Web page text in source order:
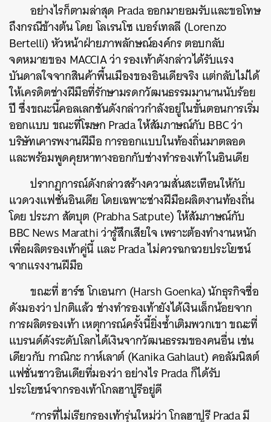
อย่างไรก็ตามล่าสุด Prada ออกมายอมรับและขอโทษ
ถึงกรณีข้างต้น โดย โลเรนโซ เบอร์เทลลี (Lorenzo
Bertelli) หัวหน้าฝ่ายภาพลักษณ์องค์กร ตอบกลับ
จดหมายของ MACCIA ว่า รองเท้าดังกล่าวได้รับแรง
บันดาลใจจากสินค้าพื้นเมืองของอินเดียจริง แต่กลับไม่ได้
ให้เครดิตช่างฝีมือที่รักษามรดกวัฒนธรรมมานานนับร้อย
ปี ซึ่งขณะนี้คอลเลกชันดังกล่าวกำลังอยู่ในขั้นตอนการเริ่ม
ออกแบบ ขณะที่โฆษก Prada ให้สัมภาษณ์กับ BBC ว่า
บริษัทเคารพงานฝีมือ การออกแบบในท้องถิ่นมาตลอด
และพร้อมพูดคุยหาทางออกกับช่างทำรองเท้าในอินเดีย
ปรากฏการณ์ดังกล่าวสร้างความสั่นสะเทือนให้กับ
แวดวงแฟชั่นอินเดีย โดยเฉพาะช่างฝีมือผลิตงานท้องถิ่น
โดย ประภา สัตบุต (Prabha Satpute) ให้สัมภาษณ์กับ
BBC News Marathi ว่ารู้สึกเสียใจ เพราะต้องทำงานหนัก
เพื่อผลิตรองเท้าคู่นี้ และ Prada ไม่ควรฉกฉวยประโยชน์
จากแรงงานฝีมือ
ขณะที่ ฮาร์ช โกเอนกา (Harsh Goenka) นักธุรกิจชื่อ
ดังมองว่า ปกติแล้ว ช่างทำรองเท้ายังได้เงินเล็กน้อยจาก
การผลิตรองเท้า เหตุการณ์ครั้งนี้ยิ่งซ้ำเติมพวกเขา ขณะที่
แบรนด์ดังระดับโลกได้เงินจากวัฒนธรรมของคนอื่น เช่น
เดียวกับ กาณิกะ กาห์เลาต์ (Kanika Gahlaut) คอลัมนิสต์
แฟชั่นชาวอินเดียที่มองว่า อย่างไร Prada ก็ได้รับ
ประโยชน์จากรองเท้าโกลฮาปูรีอยู่ดี
“การที่ไม่เรียกรองเท้ารุ่นใหม่ว่า โกลฮาปูรี Prada มี